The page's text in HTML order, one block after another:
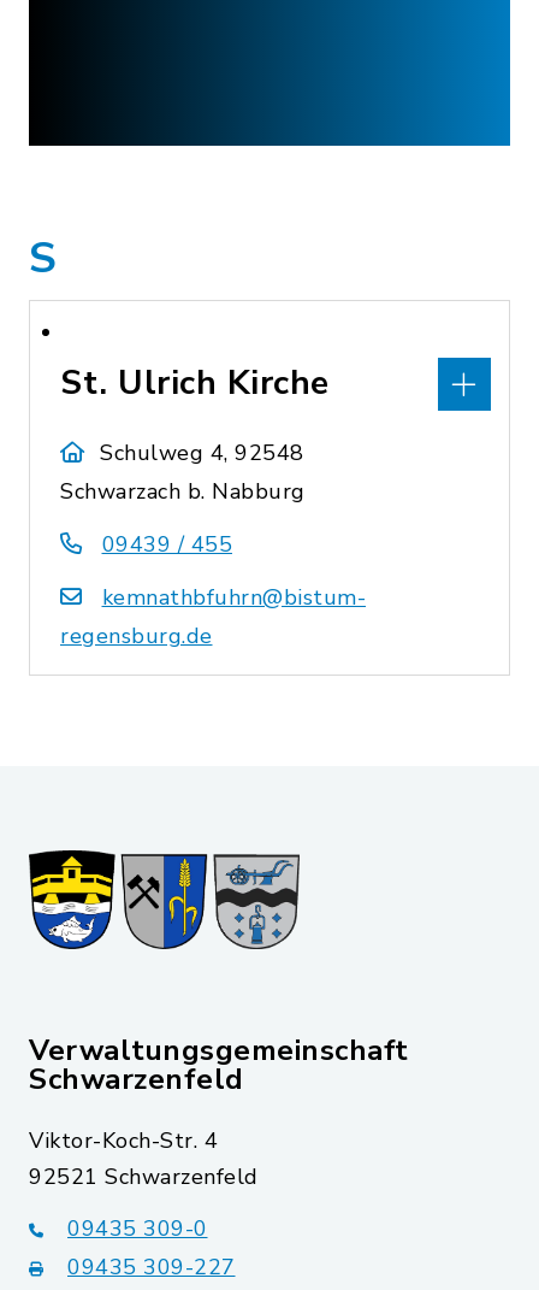
S
St. Ulrich Kirche
Schulweg 4, 92548
Schwarzach b. Nabburg
09439 / 455
kemnathbfuhrn@bistum-
regensburg.de
Verwaltungsgemeinschaft
Schwarzenfeld
Viktor-Koch-Str. 4
92521 Schwarzenfeld
09435 309-0
09435 309-227